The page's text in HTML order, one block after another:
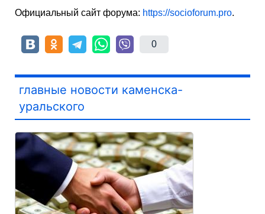
Официальный сайт форума: https://socioforum.pro.
0
главные новости каменска-
уральского